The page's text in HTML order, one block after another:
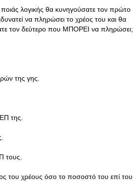
ποιάς λογικής θα κυνηγούσατε τον πρώτο
να πληρώσει το χρέος του και θα
τον δεύτερο που ΜΠΟΡΕΙ να πληρώσει;
της γης.
της.
τους.
του χρέους όσο το ποσοστό του επί του